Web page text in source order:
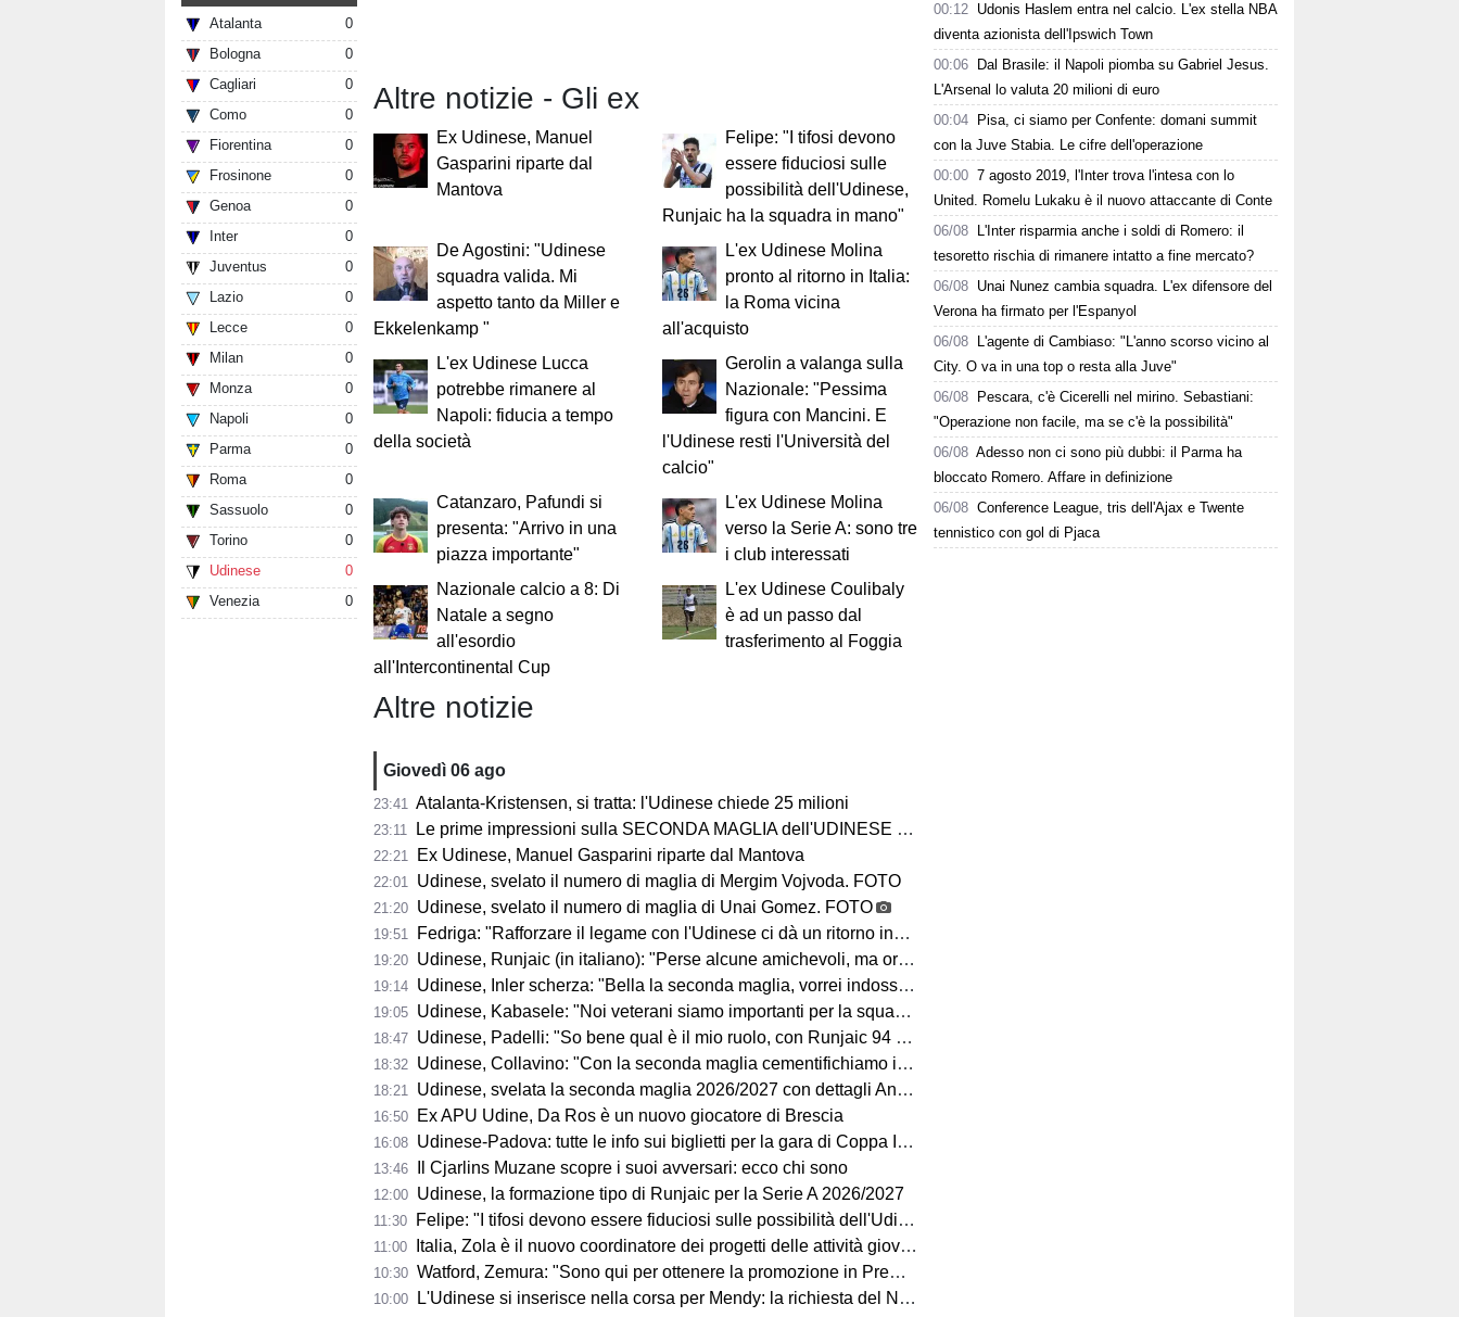
Atalanta
0
Bologna
0
Cagliari
0
Como
0
Fiorentina
0
Frosinone
0
Genoa
0
Inter
0
Juventus
0
Lazio
0
Lecce
0
Milan
0
Monza
0
Napoli
0
Parma
0
Roma
0
Sassuolo
0
Torino
0
Udinese
0
Venezia
0
Altre notizie - Gli ex
Ex Udinese, Manuel
Gasparini riparte dal
Mantova
Felipe: "I tifosi devono
essere fiduciosi sulle
possibilità dell'Udinese,
Runjaic ha la squadra in mano"
De Agostini: "Udinese
squadra valida. Mi
aspetto tanto da Miller e
Ekkelenkamp "
L'ex Udinese Molina
pronto al ritorno in Italia:
la Roma vicina
all'acquisto
L'ex Udinese Lucca
potrebbe rimanere al
Napoli: fiducia a tempo
della società
Gerolin a valanga sulla
Nazionale: "Pessima
figura con Mancini. E
l'Udinese resti l'Università del
calcio"
Catanzaro, Pafundi si
presenta: "Arrivo in una
piazza importante"
L'ex Udinese Molina
verso la Serie A: sono tre
i club interessati
Nazionale calcio a 8: Di
Natale a segno
all'esordio
all'Intercontinental Cup
L'ex Udinese Coulibaly
è ad un passo dal
trasferimento al Foggia
Altre notizie
Giovedì 06 ago
23:41 Atalanta-Kristensen, si tratta: l'Udinese chiede 25 milioni
23:11 Le prime impressioni sulla SECONDA MAGLIA dell'UDINESE 2026/2027
22:21 Ex Udinese, Manuel Gasparini riparte dal Mantova
22:01 Udinese, svelato il numero di maglia di Mergim Vojvoda. FOTO
21:20 Udinese, svelato il numero di maglia di Unai Gomez. FOTO
19:51 Fedriga: "Rafforzare il legame con l'Udinese ci dà un ritorno incredibile"
19:20 Udinese, Runjaic (in italiano): "Perse alcune amichevoli, ma ora arrivano le gare che conta vincere"
19:14 Udinese, Inler scherza: "Bella la seconda maglia, vorrei indossarla"
19:05 Udinese, Kabasele: "Noi veterani siamo importanti per la squadra"
18:47 Udinese, Padelli: "So bene qual è il mio ruolo, con Runjaic 94 punti in due anni"
18:32 Udinese, Collavino: "Con la seconda maglia cementifichiamo il legame con il territorio"
18:21 Udinese, svelata la seconda maglia 2026/2027 con dettagli Anni '90. FOTO
16:50 Ex APU Udine, Da Ros è un nuovo giocatore di Brescia
16:08 Udinese-Padova: tutte le info sui biglietti per la gara di Coppa Italia
13:46 Il Cjarlins Muzane scopre i suoi avversari: ecco chi sono
12:00 Udinese, la formazione tipo di Runjaic per la Serie A 2026/2027
11:30 Felipe: "I tifosi devono essere fiduciosi sulle possibilità dell'Udinese, Runjaic ha la squadra in mano"
11:00 Italia, Zola è il nuovo coordinatore dei progetti delle attività giovanili
10:30 Watford, Zemura: "Sono qui per ottenere la promozione in Premier League"
10:00
L'Udinese si inserisce nella corsa per Mendy: la richiesta del Nizza per il difensore
00:12 Udonis Haslem entra nel calcio. L'ex stella NBA
diventa azionista dell'Ipswich Town
00:06
Dal Brasile: il Napoli piomba su Gabriel Jesus.
L'Arsenal lo valuta 20 milioni di euro
00:04
Pisa, ci siamo per Confente: domani summit
con la Juve Stabia. Le cifre dell'operazione
00:00 7 agosto 2019, l'Inter trova l'intesa con lo
United. Romelu Lukaku è il nuovo attaccante di Conte
06/08
L'Inter risparmia anche i soldi di Romero: il
tesoretto rischia di rimanere intatto a fine mercato?
06/08 Unai Nunez cambia squadra. L'ex difensore del
Verona ha firmato per l'Espanyol
06/08
L'agente di Cambiaso: "L'anno scorso vicino al
City. O va in una top o resta alla Juve"
06/08
Pescara, c'è Cicerelli nel mirino. Sebastiani:
"Operazione non facile, ma se c'è la possibilità"
06/08 Adesso non ci sono più dubbi: il Parma ha
bloccato Romero. Affare in definizione
06/08 Conference League, tris dell'Ajax e Twente
tennistico con gol di Pjaca